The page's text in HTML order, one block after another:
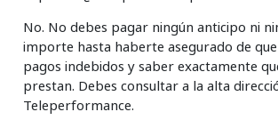
No. No debes pagar ningún anticipo ni
importe hasta haberte asegurado de
pagos indebidos y saber exactamente
prestan. Debes consultar a la alta
Teleperformance.